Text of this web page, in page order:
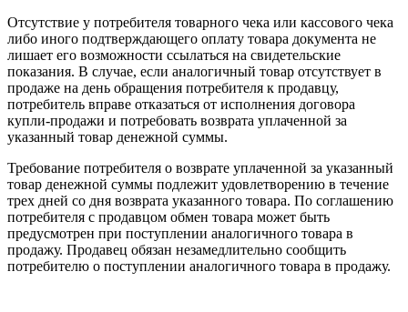
Отсутствие у потребителя товарного чека или кассового чека
либо иного подтверждающего оплату товара документа не
лишает его возможности ссылаться на свидетельские
показания. В случае, если аналогичный товар отсутствует в
продаже на день обращения потребителя к продавцу,
потребитель вправе отказаться от исполнения договора
купли-продажи и потребовать возврата уплаченной за
указанный товар денежной суммы.
Требование потребителя о возврате уплаченной за указанный
товар денежной суммы подлежит удовлетворению в течение
трех дней со дня возврата указанного товара. По соглашению
потребителя с продавцом обмен товара может быть
предусмотрен при поступлении аналогичного товара в
продажу. Продавец обязан незамедлительно сообщить
потребителю о поступлении аналогичного товара в продажу.